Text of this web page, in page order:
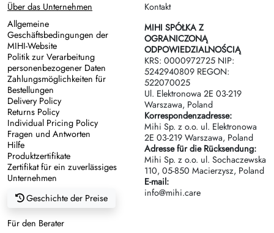
Über das Unternehmen
Allgemeine
Geschäftsbedingungen der
MIHI-Website
Politik zur Verarbeitung
personenbezogener Daten
Zahlungsmöglichkeiten für
Bestellungen
Delivery Policy
Returns Policy
Individual Pricing Policy
Fragen und Antworten
Hilfe
Produktzertifikate
Zertifikat für ein zuverlässiges
Unternehmen
Geschichte der Preise
Kontakt
MIHI SPÓŁKA Z
OGRANICZONĄ
ODPOWIEDZIALNOŚCIĄ
KRS: 0000972725 NIP:
5242940809 REGON:
522070025
Ul. Elektronowa 2Е 03-219
Warszawa, Poland
Korrespondenzadresse:
Mihi Sp. z o.o. ul. Elektronowa
2Е 03-219 Warszawa, Poland
Adresse für die Rücksendung:
Mihi Sp. z o.o. ul. Sochaczewska
110, 05-850 Macierzysz, Poland
E-mail:
info@mihi.care
Für den Berater